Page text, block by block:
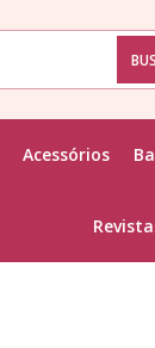
Acessórios